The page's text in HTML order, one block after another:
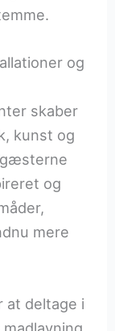
og
skaber
kunst og
og
mere
at deltage i